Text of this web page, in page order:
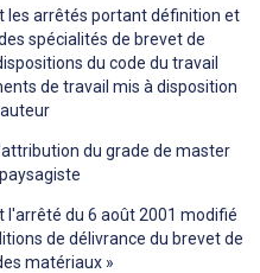
les arrêtés portant définition et
spécialités de brevet de
du code du travail
de travail mis à disposition
du grade de master
l'arrêté du 6 août 2001 modifié
de délivrance du brevet de
matériaux »